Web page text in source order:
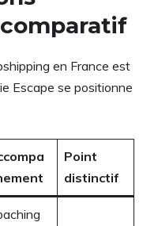
en France est
Escape se positionne
Point
distinctif